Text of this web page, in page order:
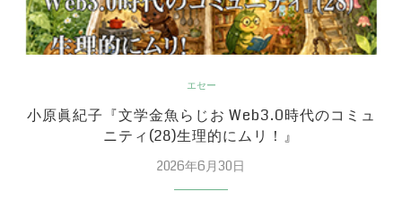
エセー
小原眞紀子『文学金魚らじお Web3.0時代のコミュ
ニティ(28)生理的にムリ！』
2026年6月30日